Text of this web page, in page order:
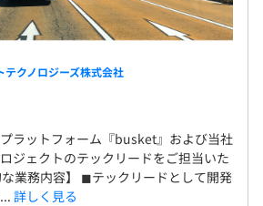
クノロジーズ株式会社
ラットフォーム『busket』および当社
ジェクトのテックリードをご担当いた
業務内容】 ◼︎テックリードとして開発
詳しく見る